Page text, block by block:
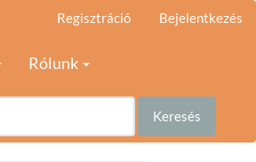
Regisztráció Bejelentkezés
Rólunk
Keresés